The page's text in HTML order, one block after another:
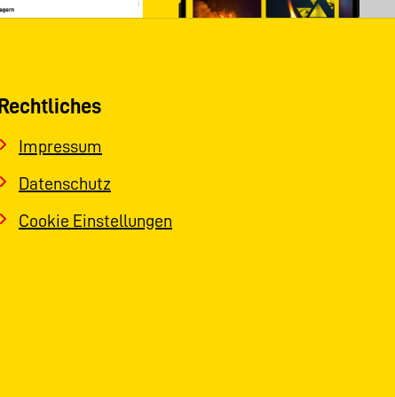
Rechtliches
Impressum
Datenschutz
Cookie Einstellungen